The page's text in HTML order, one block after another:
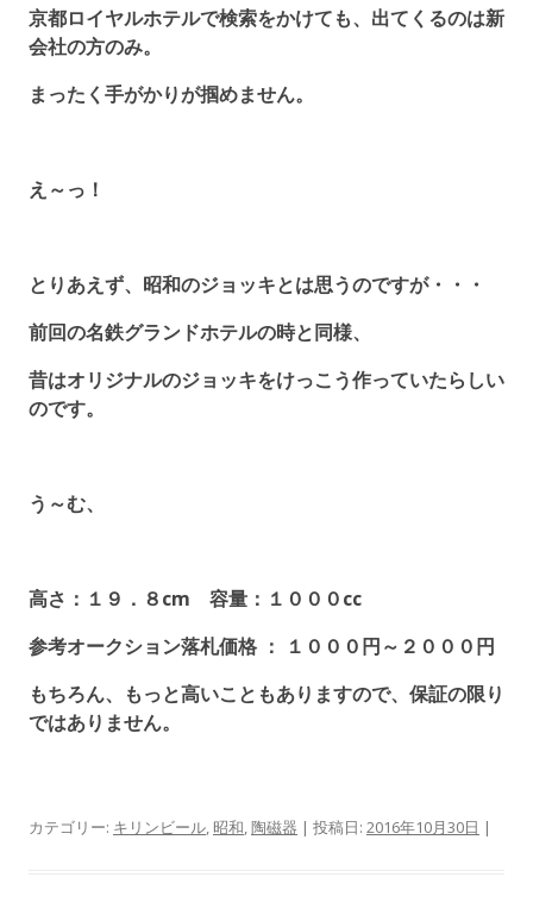
京都ロイヤルホテルで検索をかけても、出てくるのは新
会社の方のみ。
まったく手がかりが掴めません。
え～っ！
とりあえず、昭和のジョッキとは思うのですが・・・
前回の名鉄グランドホテルの時と同様、
昔はオリジナルのジョッキをけっこう作っていたらしい
のです。
う～む、
高さ：１９．８cm 容量：１０００cc
参考オークション落札価格 ： １０００円～２０００円
もちろん、もっと高いこともありますので、保証の限り
ではありません。
カテゴリー: キリンビール, 昭和,陶磁器 | 投稿日: 2016年10月30日 |